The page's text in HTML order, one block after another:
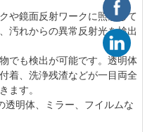
や鏡面反射ワークに照射して
汚れからの異常反射光を検出
でも検出が可能です。透明体
着、洗浄残渣などが一目両全
ます。
透明体、ミラー、フイルムな